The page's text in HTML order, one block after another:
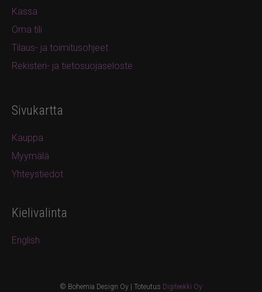
Kassa
Oma tili
Tilaus- ja toimitusohjeet
Rekisteri- ja tietosuojaseloste
Sivukartta
Kauppa
Myymälä
Yhteystiedot
Kielivalinta
English
© Bohemia Design Oy | Toteutus Digiteekki Oy